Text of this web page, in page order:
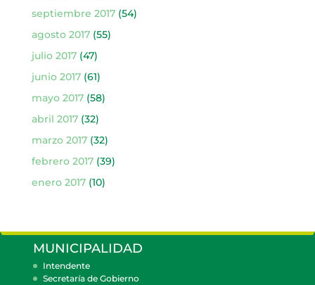
septiembre 2017(54)
agosto 2017(55)
julio 2017(47)
junio 2017(61)
mayo 2017(58)
abril 2017(32)
marzo 2017(32)
febrero 2017(39)
enero 2017(10)
MUNICIPALIDAD
Intendente
Secretaría de Gobierno